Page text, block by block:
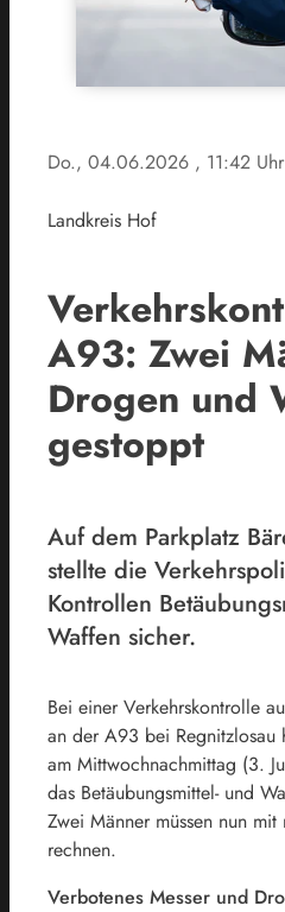
Do., 04.06.2026 , 11:42 Uhr
Landkreis Hof
A93: Zwei
Drogen und
gestoppt
Auf dem Parkplatz
stellte die
Kontrollen
Waffen sicher.
Bei einer Verkehrskontrolle
an der A93 bei
am Mittwochnachmittag (3.
das Betäubungsmittel- und
Zwei Männer müssen nun
rechnen.
Verbotenes Messer und